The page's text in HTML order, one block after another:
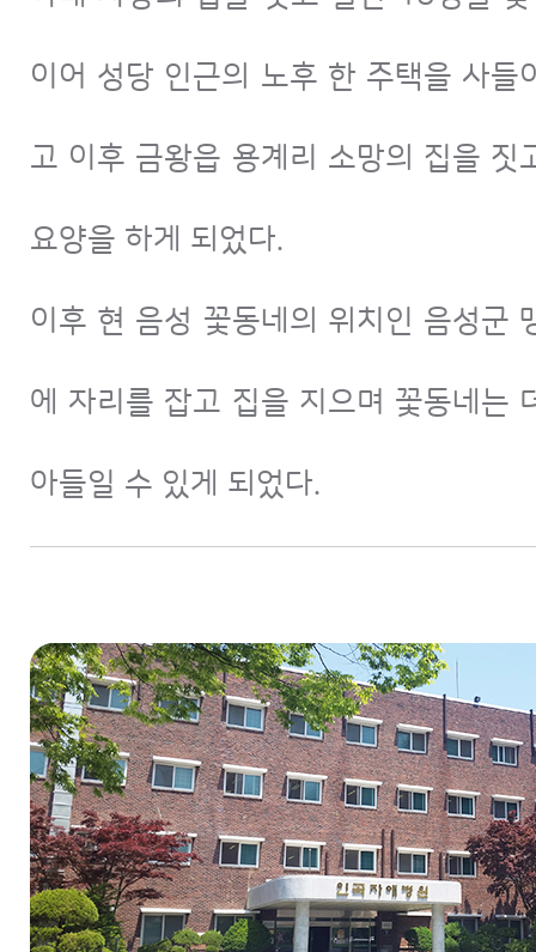
이어 성당 인근의 노후 한 주택을 사들
고 이후 금왕읍 용계리 소망의 집을 짓
요양을 하게 되었다.
이후 현 음성 꽃동네의 위치인 음성군
에 자리를 잡고 집을 지으며 꽃동네는
아들일 수 있게 되었다.